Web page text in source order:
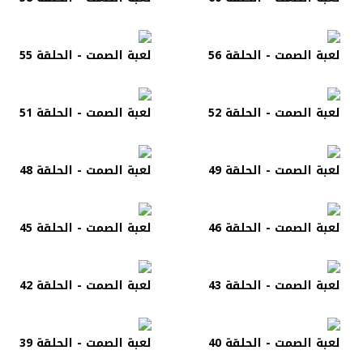
لعبة الصمت - الحلقة 56 لعبة الصمت - الحلقة 55
لعبة الصمت - الحلقة 52 لعبة الصمت - الحلقة 51
لعبة الصمت - الحلقة 49 لعبة الصمت - الحلقة 48
لعبة الصمت - الحلقة 46 لعبة الصمت - الحلقة 45
لعبة الصمت - الحلقة 43 لعبة الصمت - الحلقة 42
لعبة الصمت - الحلقة 40 لعبة الصمت - الحلقة 39